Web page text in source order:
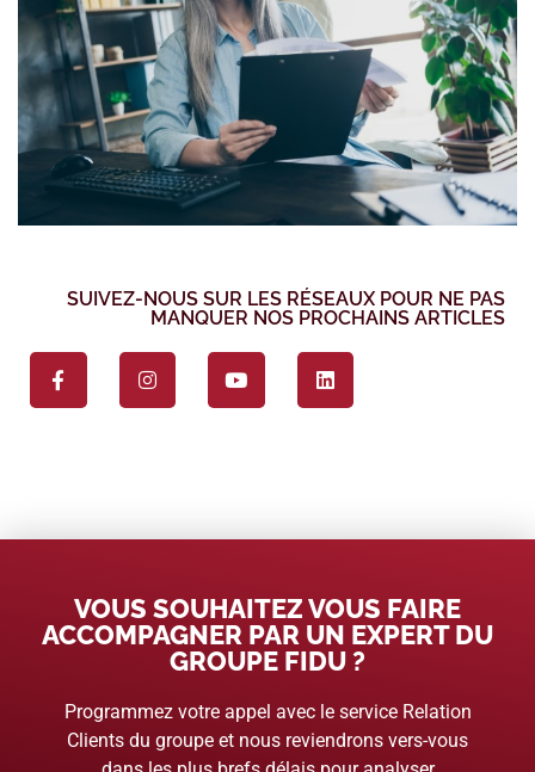
SUIVEZ-NOUS SUR LES RÉSEAUX POUR NE PAS
MANQUER NOS PROCHAINS ARTICLES
VOUS SOUHAITEZ VOUS FAIRE
ACCOMPAGNER PAR UN EXPERT DU
GROUPE FIDU ?
Programmez votre appel avec le service Relation
Clients du groupe et nous reviendrons vers-vous